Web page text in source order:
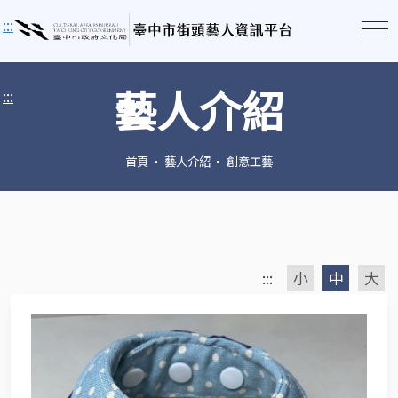
:::
::: 藝人介紹
首頁 藝人介紹 創意工藝
::: 小 中 大